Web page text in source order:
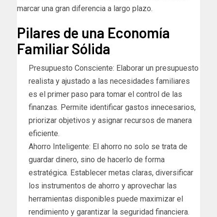
marcar una gran diferencia a largo plazo.
Pilares de una Economía
Familiar Sólida
Presupuesto Consciente: Elaborar un presupuesto
realista y ajustado a las necesidades familiares
es el primer paso para tomar el control de las
finanzas. Permite identificar gastos innecesarios,
priorizar objetivos y asignar recursos de manera
eficiente.
Ahorro Inteligente: El ahorro no solo se trata de
guardar dinero, sino de hacerlo de forma
estratégica. Establecer metas claras, diversificar
los instrumentos de ahorro y aprovechar las
herramientas disponibles puede maximizar el
rendimiento y garantizar la seguridad financiera.